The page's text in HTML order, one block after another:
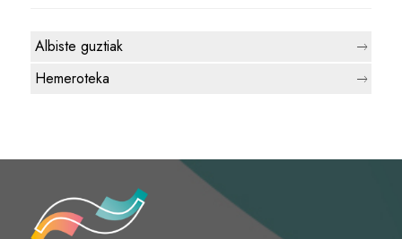
Albiste guztiak
Hemeroteka